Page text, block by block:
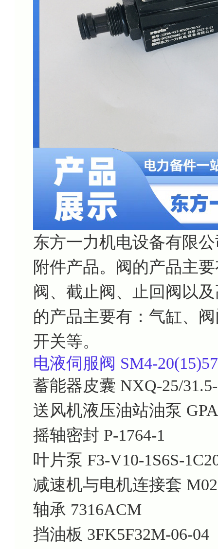
东方一力机电设备有限
附件产品。阀的产品主
阀、截止阀、止回阀以
的产品主要有：气缸、
开关等。
电液伺服阀 SM4-
蓄能器皮囊 NXQ-25/
送风机液压油站油泵
摇轴密封 P-1764-1
叶片泵 F3-V10-1S6S-
减速机与电机连接套
轴承 7316ACM
挡油板 3FK5F32M-06-04